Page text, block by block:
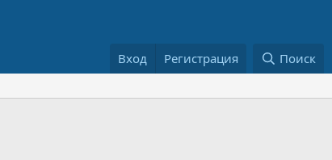
Вход Регистрация Поиск